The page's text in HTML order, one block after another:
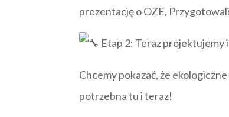
prezentację o OZE,
Etap 2: Teraz projektujemy
Chcemy pokazać, że
potrzebna tu i teraz!